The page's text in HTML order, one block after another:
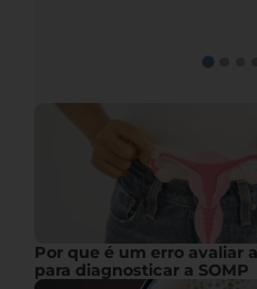
Por que é um erro avaliar
para diagnosticar a SOMP